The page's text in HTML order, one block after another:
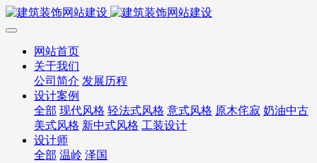
网站首页
关于我们
公司简介 发展历程
设计案例
全部 现代风格 轻法式风格 意式风格 原木侘寂 奶油中古
美式风格 新中式风格 工装设计
设计师
全部 温岭 泽国